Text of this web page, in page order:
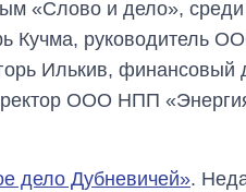
«Слово и дело», среди
Кучма, руководитель
Илькив, финансовый
ООО НПП
дело Дубневичей».